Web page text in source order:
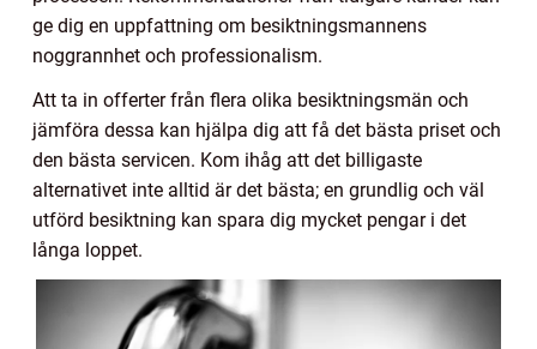
ge dig en uppfattning om besiktningsmannens
noggrannhet och professionalism.
Att ta in offerter från flera olika besiktningsmän och
jämföra dessa kan hjälpa dig att få det bästa priset och
den bästa servicen. Kom ihåg att det billigaste
alternativet inte alltid är det bästa; en grundlig och väl
utförd besiktning kan spara dig mycket pengar i det
långa loppet.